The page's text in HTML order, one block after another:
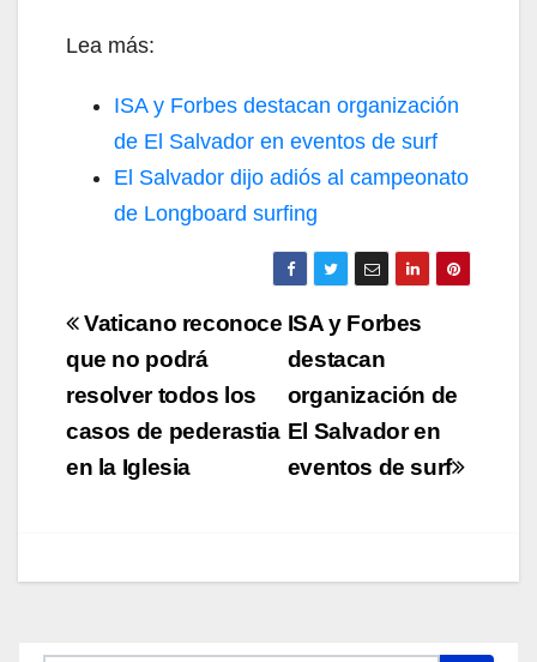
Lea más:
ISA y Forbes destacan organización
de El Salvador en eventos de surf
El Salvador dijo adiós al campeonato
de Longboard surfing
Navegación
de
entradas
ISA y Forbes
destacan
organización de
El Salvador en
eventos de surf
Vaticano reconoce
que no podrá
resolver todos los
casos de pederastia
en la Iglesia